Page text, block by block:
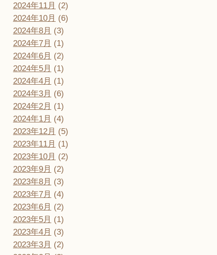
2024年11月 (2)
2024年10月 (6)
2024年8月 (3)
2024年7月 (1)
2024年6月 (2)
2024年5月 (1)
2024年4月 (1)
2024年3月 (6)
2024年2月 (1)
2024年1月 (4)
2023年12月 (5)
2023年11月 (1)
2023年10月 (2)
2023年9月 (2)
2023年8月 (3)
2023年7月 (4)
2023年6月 (2)
2023年5月 (1)
2023年4月 (3)
2023年3月 (2)